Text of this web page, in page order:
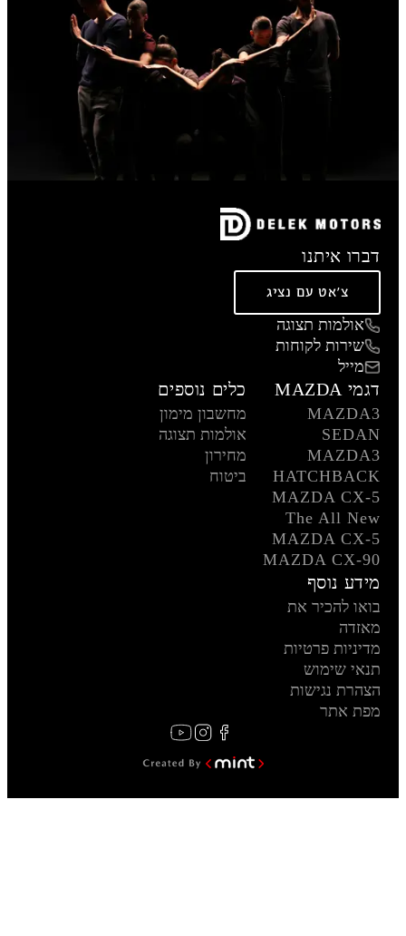
דברו איתנו
צ'אט עם נציג
אולמות תצוגה
שירות לקוחות
מייל
דגמי MAZDA
MAZDA3
SEDAN
MAZDA3
HATCHBACK
MAZDA CX-5
The All New
MAZDA CX-5
MAZDA CX-90
כלים נוספים
מחשבון מימון
אולמות תצוגה
מחירון
ביטוח
מידע נוסף
בואו להכיר את
מאזדה
מדיניות פרטיות
תנאי שימוש
הצהרת נגישות
מפת אתר